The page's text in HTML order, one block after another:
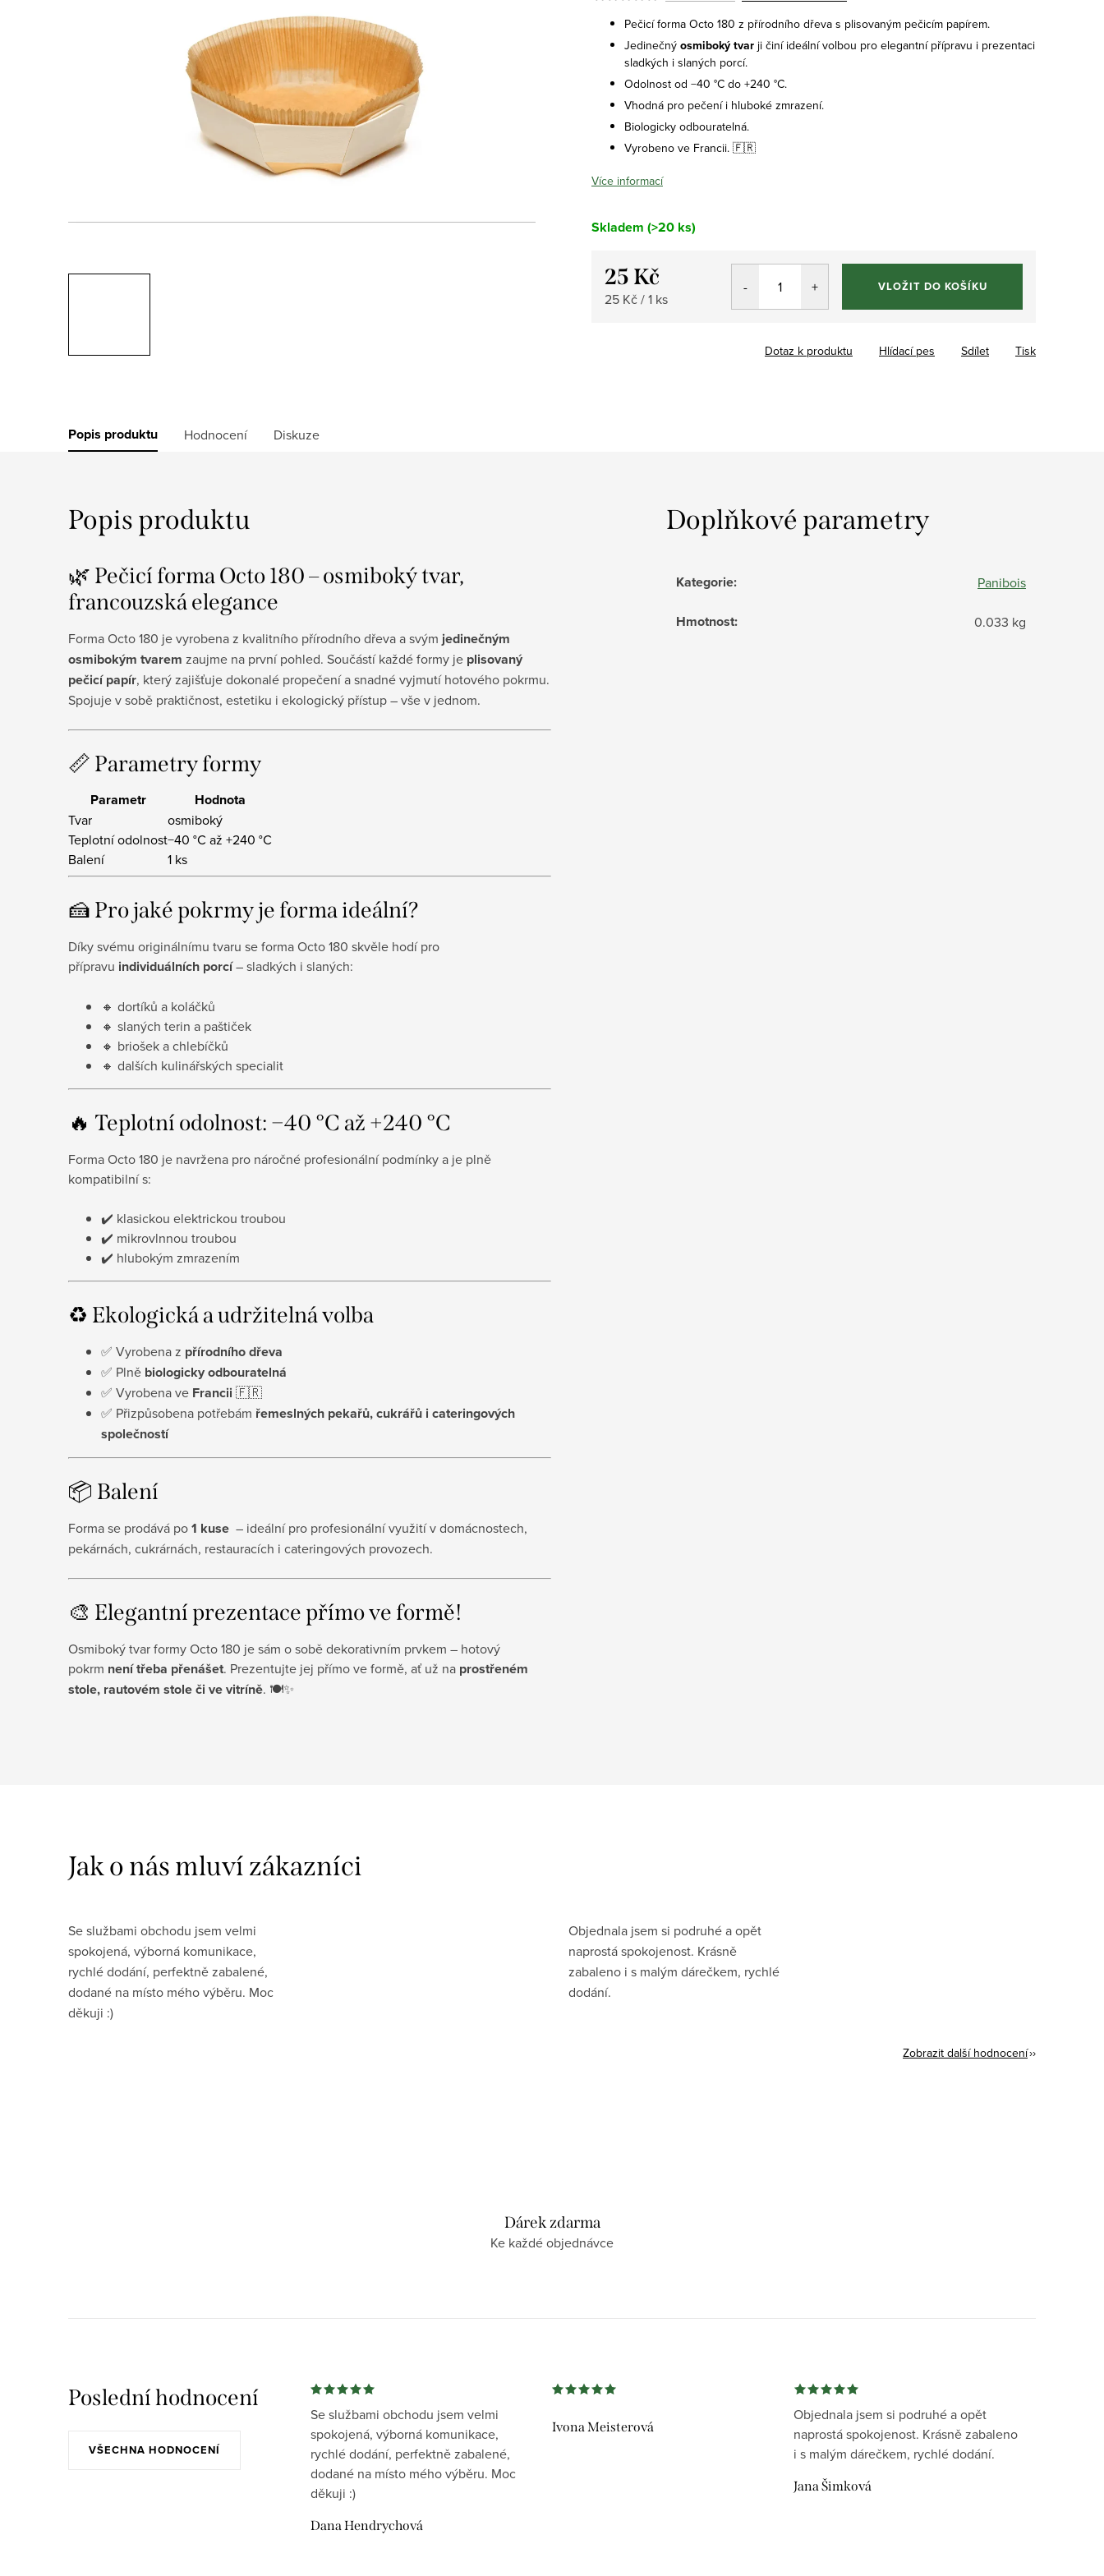
Pečicí forma Octo 180 z přírodního dřeva s plisovaným pečicím papírem.
Jedinečný osmiboký tvar ji činí ideální volbou pro elegantní přípravu i prezentaci
sladkých i slaných porcí.
Odolnost od −40 °C do +240 °C.
Vhodná pro pečení i hluboké zmrazení.
Biologicky odbouratelná.
Vyrobeno ve Francii. 🇫🇷
Více informací
Skladem (>20 ks)
25 Kč
Měrná
25 Kč / 1 ks
VLOŽIT DO KOŠÍKU
Tisk
Dotaz k produktu Hlídací pes Sdílet
Popis produktu Hodnocení Diskuze
Popis produktu
🌿 Pečicí forma Octo 180 – osmiboký tvar,
francouzská elegance
Forma Octo 180 je vyrobena z kvalitního přírodního dřeva a svým jedinečným
osmibokým tvarem zaujme na první pohled. Součástí každé formy je plisovaný
pečicí papír, který zajišťuje dokonalé propečení a snadné vyjmutí hotového pokrmu.
Spojuje v sobě praktičnost, estetiku i ekologický přístup – vše v jednom.
📏 Parametry formy
Parametr Hodnota
Tvar
osmiboký
Teplotní odolnost−40 °C až +240 °C
Balení
1 ks
🍰 Pro jaké pokrmy je forma ideální?
Díky svému originálnímu tvaru se forma Octo 180 skvěle hodí pro
přípravu individuálních porcí– sladkých i slaných:
🔸 dortíků a koláčků
🔸 slaných terin a paštiček
🔸 briošek a chlebíčků
🔸 dalších kulinářských specialit
🔥 Teplotní odolnost: −40 °C až +240 °C
Forma Octo 180 je navržena pro náročné profesionální podmínky a je plně
kompatibilní s:
✔️ klasickou elektrickou troubou
✔️ mikrovlnnou troubou
✔️ hlubokým zmrazením
♻️ Ekologická a udržitelná volba
✅ Vyrobena z přírodního dřeva
✅ Plně biologicky odbouratelná
✅ Vyrobena ve Francii 🇫🇷
✅ Přizpůsobena potřebám řemeslných pekařů, cukrářů i cateringových
společností
📦 Balení
Forma se prodává po1 kuse – ideální pro profesionální využití v domácnostech,
pekárnách, cukrárnách, restauracích i cateringových provozech.
🎨 Elegantní prezentace přímo ve formě!
Osmiboký tvar formy Octo 180 je sám o sobě dekorativním prvkem – hotový
pokrm není třeba přenášet. Prezentujte jej přímo ve formě, ať už na prostřeném
stole, rautovém stole či ve vitríně. 🍽️✨
Doplňkové parametry
Kategorie: Panibois
Hmotnost: 0.033 kg
Se službami obchodu jsem velmi
spokojená, výborná komunikace,
rychlé dodání, perfektně zabalené,
dodané na místo mého výběru. Moc
děkuji :)
Objednala jsem si podruhé a opět
naprostá spokojenost. Krásně
zabaleno i s malým dárečkem, rychlé
dodání.
Zobrazit další hodnocení
Dárek zdarma
Ke každé objednávce
Poslední hodnocení
VŠECHNA HODNOCENÍ
Se službami obchodu jsem velmi
spokojená, výborná komunikace,
rychlé dodání, perfektně zabalené,
dodané na místo mého výběru. Moc
děkuji :)
Dana Hendrychová
Ivona Meisterová
Objednala jsem si podruhé a opět
naprostá spokojenost. Krásně zabaleno
i s malým dárečkem, rychlé dodání.
Jana Šimková